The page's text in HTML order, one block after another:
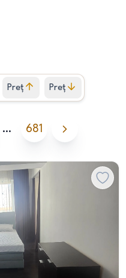
Preț
crescător
Preț
descrescător
… 681